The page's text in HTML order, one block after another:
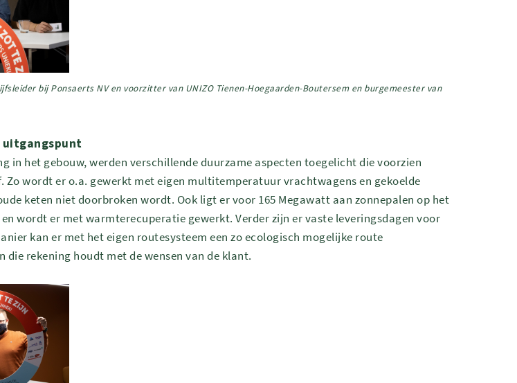
bij Ponsaerts NV en voorzitter van UNIZO Tienen-Hoegaarden-Boutersem en burgemeester van
uitgangspunt
in het gebouw, werden verschillende duurzame aspecten toegelicht die voorzien
Zo wordt er o.a. gewerkt met eigen multitemperatuur vrachtwagens en gekoelde
keten niet doorbroken wordt. Ook ligt er voor 165 Megawatt aan zonnepalen op het
wordt er met warmterecuperatie gewerkt. Verder zijn er vaste leveringsdagen voor
kan er met het eigen routesysteem een zo ecologisch mogelijke route
die rekening houdt met de wensen van de klant.